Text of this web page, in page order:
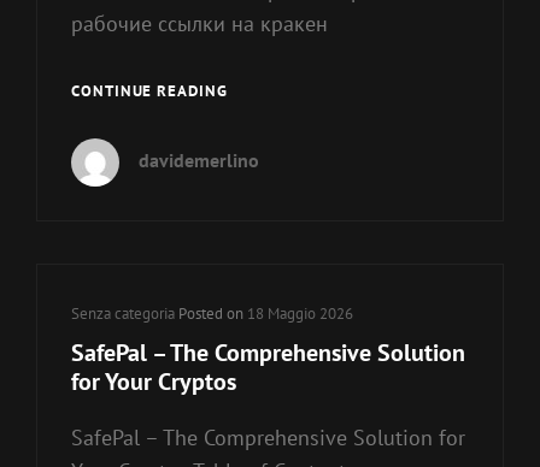
рабочие ссылки на кракен
CONTINUE READINGКРАКЕН:
К
davidemerlino
Cat
Links
Senza categoria Posted on 18 Maggio 2026
SafePal – The Comprehensive Solution
for Your Cryptos
SafePal – The Comprehensive Solution for